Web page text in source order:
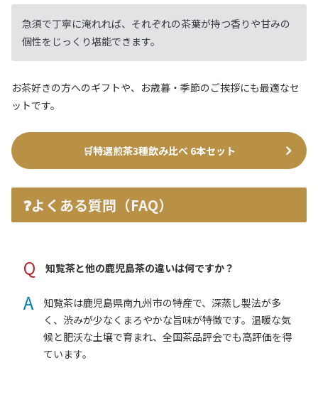
急須で丁寧に淹れれば、それぞれの茶葉が持つ香りや甘みの
個性をじっくり堪能できます。
お茶好きの方へのギフトや、お歳暮・季節のご挨拶にも最適なセ
ットです。
🛒特選煎茶3種飲み比べ 6本セット
❓よくある質問（FAQ）
Q 知覧茶と他の鹿児島茶の違いは何ですか？
A
知覧茶は鹿児島県南九州市の特産で、深蒸し製法が多
く、渋みが少なくまろやかな旨味が特徴です。温暖な気
候と肥沃な土壌で育まれ、全国茶品評会でも高評価を得
ています。